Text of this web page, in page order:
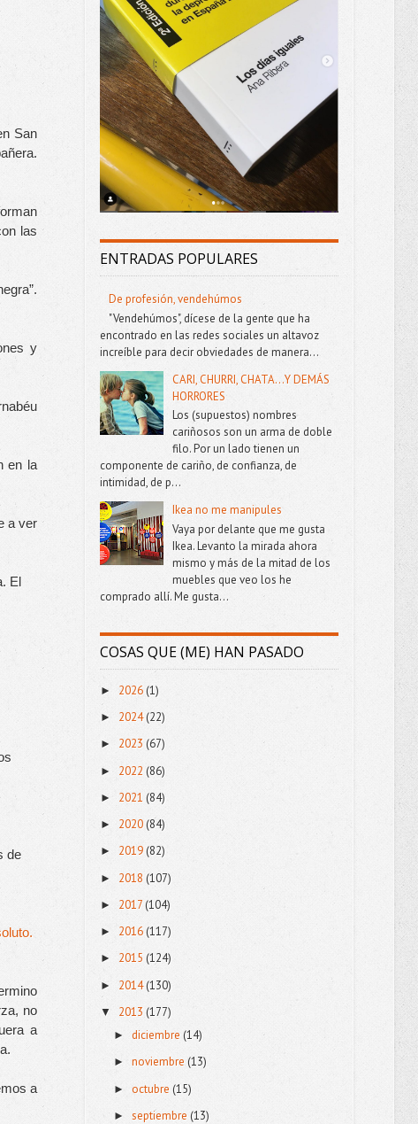
San
las
y
en la
a ver
. Nace C. Casa nueva, barrio nuevo, mudanza. El
de
no
a
a
ENTRADAS POPULARES
De profesión, vendehúmos
"Vendehúmos", dícese de la gente que ha
encontrado en las redes sociales un altavoz
increíble para decir obviedades de manera...
CARI, CHURRI, CHATA...Y DEMÁS
HORRORES
Los (supuestos) nombres
cariñosos son un arma de doble
filo. Por un lado tienen un
componente de cariño, de confianza, de
intimidad, de p...
Ikea no me manipules
Vaya por delante que me gusta
Ikea. Levanto la mirada ahora
mismo y más de la mitad de los
muebles que veo los he
comprado allí. Me gusta...
COSAS QUE (ME) HAN PASADO
► 2026 (1)
► 2024(22)
► 2023 (67)
► 2022 (86)
► 2021 (84)
► 2020(84)
► 2019(82)
► 2018 (107)
► 2017 (104)
► 2016(117)
► 2015 (124)
► 2014(130)
▼ 2013 (177)
►diciembre (14)
►noviembre (13)
►octubre (15)
► septiembre (13)